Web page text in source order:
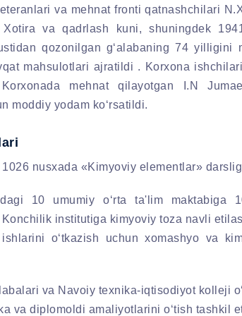
va mehnat fronti qatnashchilari
va qadrlash kuni, shuningdek
qozonilgan g‘alabaning 74 yilligini
mahsulotlari ajratildi . Korxona
mehnat qilayotgan I.N
moddiy yodam ko‘rsatildi.
nusxada «Kimyoviy elementlar»
10 umumiy o‘rta ta'lim maktabiga
institutiga kimyoviy toza navli
o‘tkazish uchun xomashyo va
va Navoiy texnika-iqtisodiyot kolleji
va diplomoldi amaliyotlarini o‘tish tashkil